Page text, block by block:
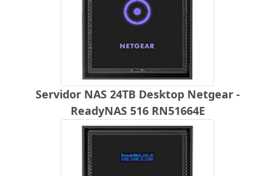
Servidor NAS 24TB Desktop Netgear -
ReadyNAS 516 RN51664E